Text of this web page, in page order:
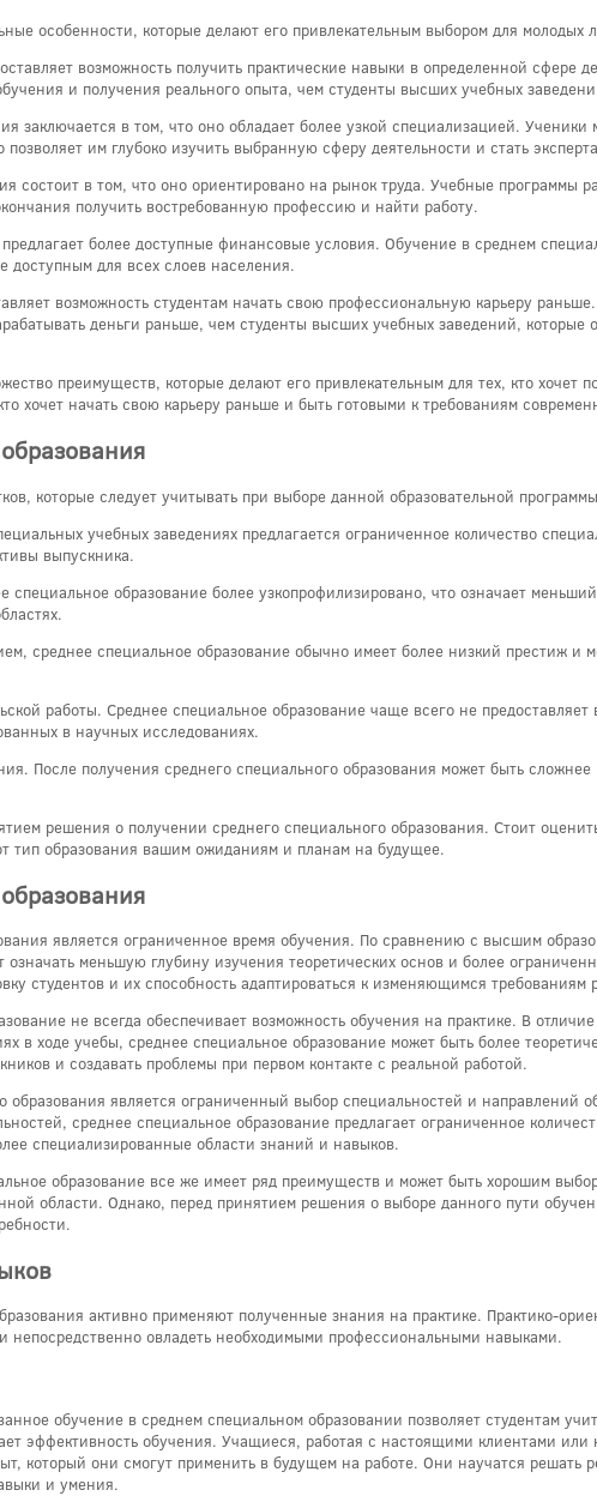
особенности, которые делают его привлекательным выбором для молодых
возможность получить практические навыки в определенной сфере
и получения реального опыта, чем студенты высших учебных
заключается в том, что оно обладает более узкой специализацией.
им глубоко изучить выбранную сферу деятельности и стать
состоит в том, что оно ориентировано на рынок труда. Учебные программы
получить востребованную профессию и найти работу.
более доступные финансовые условия. Обучение в среднем
доступным для всех слоев населения.
возможность студентам начать свою профессиональную карьеру
деньги раньше, чем студенты высших учебных заведений,
преимуществ, которые делают его привлекательным для тех, кто хочет
хочет начать свою карьеру раньше и быть готовыми к требованиям
которые следует учитывать при выборе данной образовательной
учебных заведениях предлагается ограниченное количество
выпускника.
образование более узкопрофилизировано, что означает
среднее специальное образование обычно имеет более низкий престиж и
работы. Среднее специальное образование чаще всего не
в научных исследованиях.
После получения среднего специального образования может быть
решения о получении среднего специального образования. Стоит
тип образования вашим ожиданиям и планам на будущее.
является ограниченное время обучения. По сравнению с высшим
означать меньшую глубину изучения теоретических основ и более
студентов и их способность адаптироваться к изменяющимся требованиям
не всегда обеспечивает возможность обучения на практике. В
в ходе учебы, среднее специальное образование может быть более
и создавать проблемы при первом контакте с реальной работой.
образования является ограниченный выбор специальностей и направлений
среднее специальное образование предлагает ограниченное
специализированные области знаний и навыков.
образование все же имеет ряд преимуществ и может быть хорошим
области. Однако, перед принятием решения о выборе данного пути
активно применяют полученные знания на практике. Практико-
непосредственно овладеть необходимыми профессиональными навыками.
обучение в среднем специальном образовании позволяет студентам
эффективность обучения. Учащиеся, работая с настоящими клиентами или
который они смогут применить в будущем на работе. Они научатся решать
и умения.